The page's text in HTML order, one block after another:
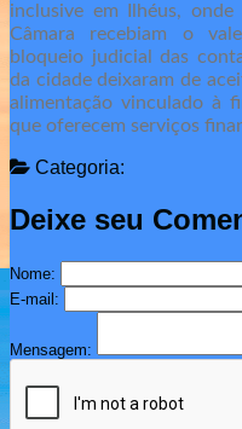
inclusive em Ilhéus,
Câmara recebiam o
bloqueio judicial das
da cidade deixaram de
alimentação vinculado à
que oferecem serviços
Categoria:
Deixe seu
Nome:
E-mail:
Mensagem: